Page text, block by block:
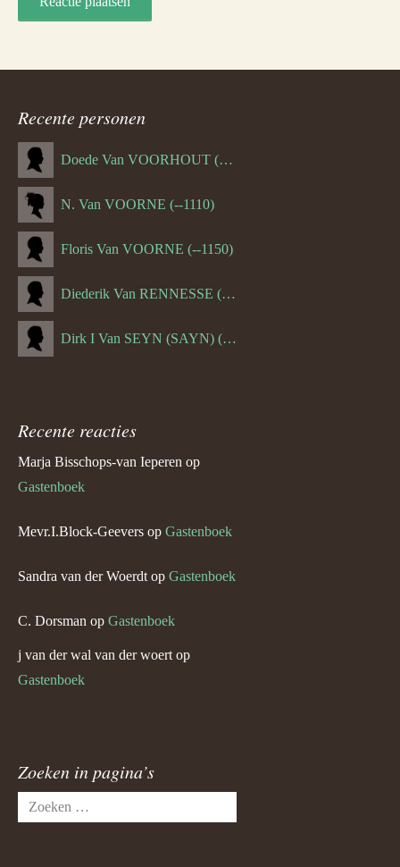
Recente personen
Doede Van VOORHOUT (Van FORNEHOLT) (--1101)
N. Van VOORNE (--1110)
Floris Van VOORNE (--1150)
Diederik Van RENNESSE (--1144)
Dirk I Van SEYN (SAYN) (--1120)
Recente reacties
Marja Bisschops-van Ieperen op
Gastenboek
Mevr.I.Block-Geevers op Gastenboek
Sandra van der Woerdt op Gastenboek
C. Dorsman op Gastenboek
j van der wal van der woert op
Gastenboek
Zoeken in pagina’s
Zoeken
naar: